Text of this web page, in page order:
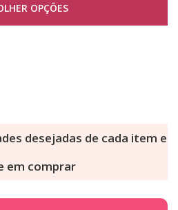
OPÇÕES
desejadas de cada item e
em comprar